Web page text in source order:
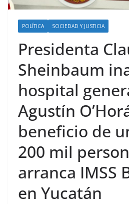
POLÍTICA SOCIEDAD Y JUSTICIA
Presidenta
Sheinbaum
hospital
Agustín
beneficio de
200 mil
arranca IMSS
en Yucatán